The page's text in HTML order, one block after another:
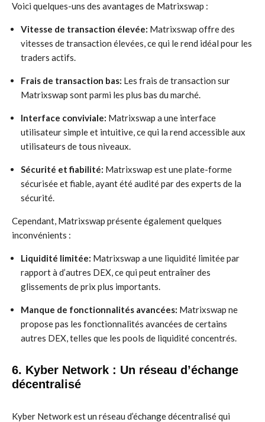
Voici quelques-uns des avantages de Matrixswap :
Vitesse de transaction élevée: Matrixswap offre des
vitesses de transaction élevées, ce qui le rend idéal pour les
traders actifs.
Frais de transaction bas: Les frais de transaction sur
Matrixswap sont parmi les plus bas du marché.
Interface conviviale: Matrixswap a une interface
utilisateur simple et intuitive, ce qui la rend accessible aux
utilisateurs de tous niveaux.
Sécurité et fiabilité: Matrixswap est une plate-forme
sécurisée et fiable, ayant été audité par des experts de la
sécurité.
Cependant, Matrixswap présente également quelques
inconvénients :
Liquidité limitée: Matrixswap a une liquidité limitée par
rapport à d’autres DEX, ce qui peut entraîner des
glissements de prix plus importants.
Manque de fonctionnalités avancées: Matrixswap ne
propose pas les fonctionnalités avancées de certains
autres DEX, telles que les pools de liquidité concentrés.
6. Kyber Network : Un réseau d’échange
décentralisé
Kyber Network est un réseau d’échange décentralisé qui